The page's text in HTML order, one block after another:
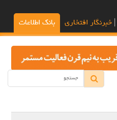
خبرنگار افتخاری بانک اطلاعات